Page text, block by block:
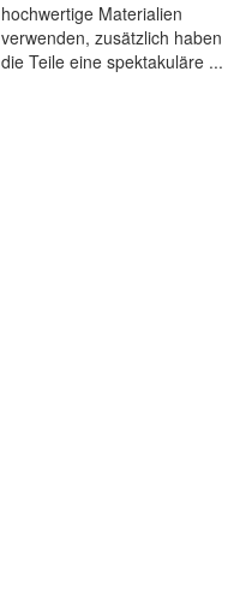
hochwertige Materialien
verwenden, zusätzlich haben
die Teile eine spektakuläre ...